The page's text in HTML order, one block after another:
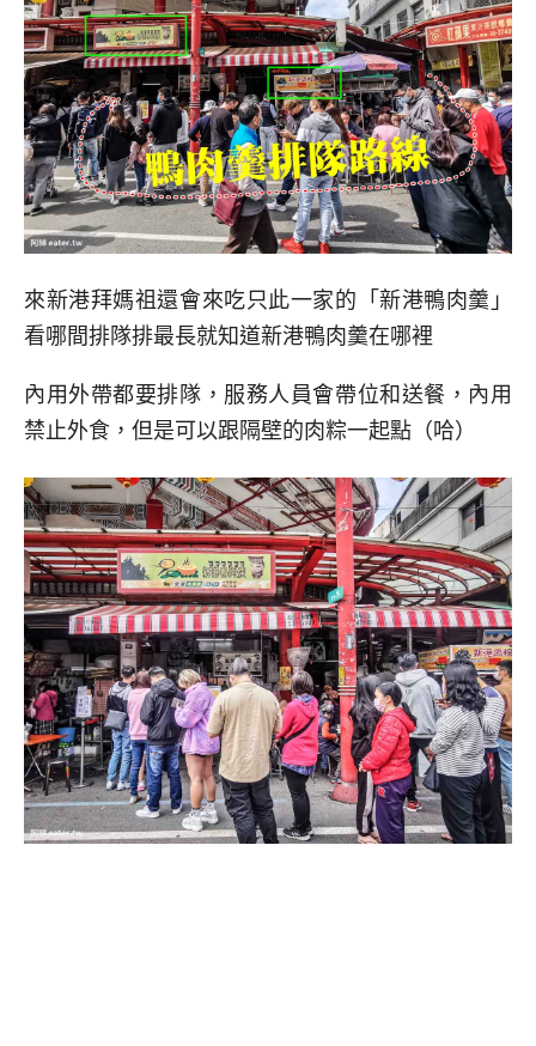
來新港拜媽祖還會來吃只此一家的「新港鴨肉羹」
看哪間排隊排最長就知道新港鴨肉羹在哪裡
內用外帶都要排隊，服務人員會帶位和送餐，內用
禁止外食，但是可以跟隔壁的肉粽一起點（哈）